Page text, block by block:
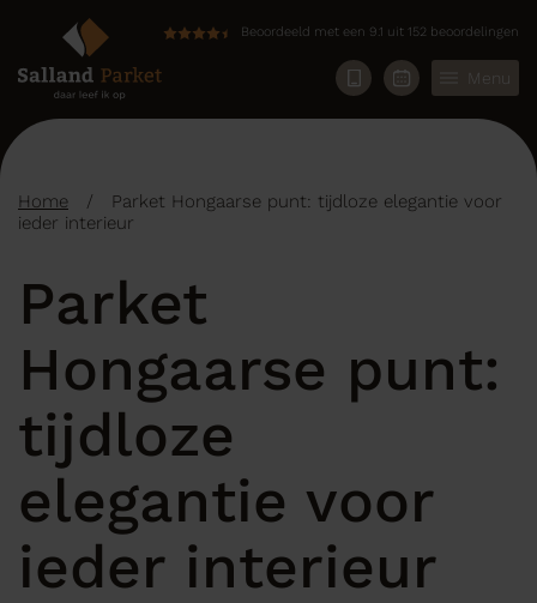
Beoordeeld met een 9.1 uit 152 beoordelingen
Menu
Home /
Parket Hongaarse punt: tijdloze elegantie voor
ieder interieur
Parket
Hongaarse punt:
tijdloze
elegantie voor
ieder interieur